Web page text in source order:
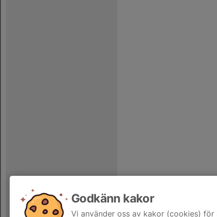
Godkänn kakor
Vi använder oss av kakor (cookies)